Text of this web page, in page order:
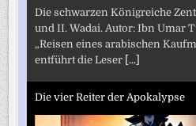
Die schwarzen Königreiche
und II. Wadai. Autor: Ibn Umar
„Reisen eines arabischen
entführt die Leser [...]
Die vier Reiter der Apokalypse